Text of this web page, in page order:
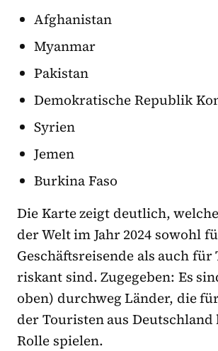
Afghanistan
Myanmar
Pakistan
Demokratische Republik
Syrien
Jemen
Burkina Faso
Die Karte zeigt deutlich,
der Welt im Jahr 2024 sowohl
Geschäftsreisende als auch
riskant sind. Zugegeben: Es
oben) durchweg Länder, die
der Touristen aus Deutschland
Rolle spielen.